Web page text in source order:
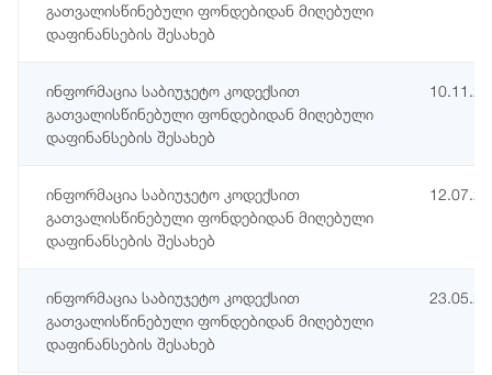
გათვალისწინებული ფონდებიდან მიღებული
დაფინანსების შესახებ
ინფორმაცია საბიუჯეტო კოდექსით
გათვალისწინებული ფონდებიდან მიღებული
დაფინანსების შესახებ
ინფორმაცია საბიუჯეტო კოდექსით
გათვალისწინებული ფონდებიდან მიღებული
დაფინანსების შესახებ
ინფორმაცია საბიუჯეტო კოდექსით
გათვალისწინებული ფონდებიდან მიღებული
დაფინანსების შესახებ